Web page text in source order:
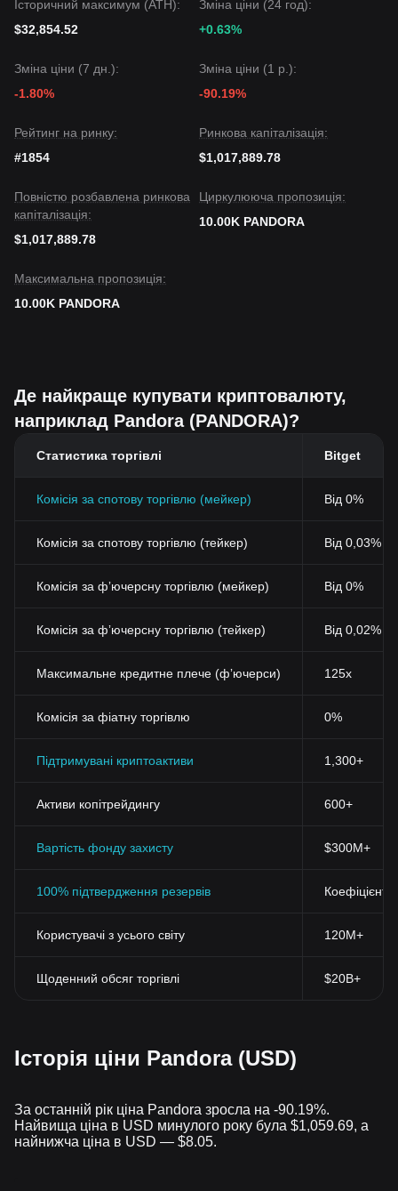
Історичний максимум (ATH):
$32,854.52
Зміна ціни (24 год):
+0.63%
Зміна ціни (7 дн.):
-1.80%
Зміна ціни (1 р.):
-90.19%
Рейтинг на ринку:
#1854
Ринкова капіталізація:
$1,017,889.78
Повністю розбавлена ринкова
капіталізація:
$1,017,889.78
Циркулююча пропозиція:
10.00K PANDORA
Максимальна пропозиція:
10.00K PANDORA
Де найкраще купувати криптовалюту,
наприклад Pandora (PANDORA)?
Статистика торгівлі Bitget
Комісія за спотову торгівлю (мейкер) Від 0%
Комісія за спотову торгівлю (тейкер) Від 0,03%
Комісія за фʼючерсну торгівлю (мейкер) Від 0%
Комісія за фʼючерсну торгівлю (тейкер) Від 0,02%
Максимальне кредитне плече (фʼючерси) 125x
Комісія за фіатну торгівлю 0%
Підтримувані криптоактиви 1,300+
Активи копітрейдингу 600+
Вартість фонду захисту $300M+
100% підтвердження резервів Коефіцієнт
Користувачі з усього світу 120M+
Щоденний обсяг торгівлі $20B+
Історія ціни Pandora (USD)
За останній рік ціна Pandora зросла на -90.19%.
Найвища ціна в USD минулого року була $1,059.69, а
найнижча ціна в USD — $8.05.